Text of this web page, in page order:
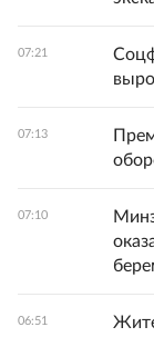
07:21
07:13
07:10
06:51